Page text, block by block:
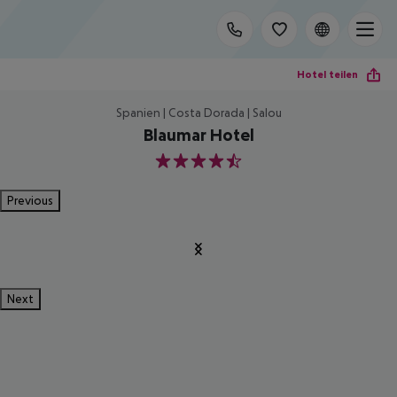
Hotel teilen
Spanien | Costa Dorada | Salou
Blaumar Hotel
4.5
Previous
Next